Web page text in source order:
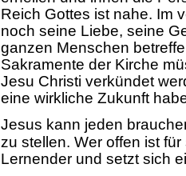
Reich Gottes ist nahe. Im
noch seine Liebe, seine
ganzen Menschen
Sakramente der Kirche
Jesu Christi verkündet
eine wirkliche Zukunft
Jesus kann jeden
zu stellen. Wer offen ist
Lernender und setzt sich